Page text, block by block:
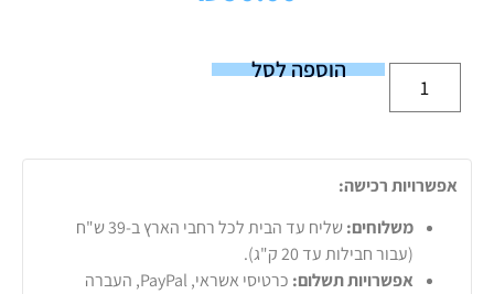
הוספה לסל
אפשרויות רכישה:
משלוחים:
שליח עד הבית לכל רחבי הארץ ב-39 ש"ח
(עבור חבילות עד 20 ק"ג).
אפשרויות תשלום:
כרטיסי אשראי, PayPal, העברה